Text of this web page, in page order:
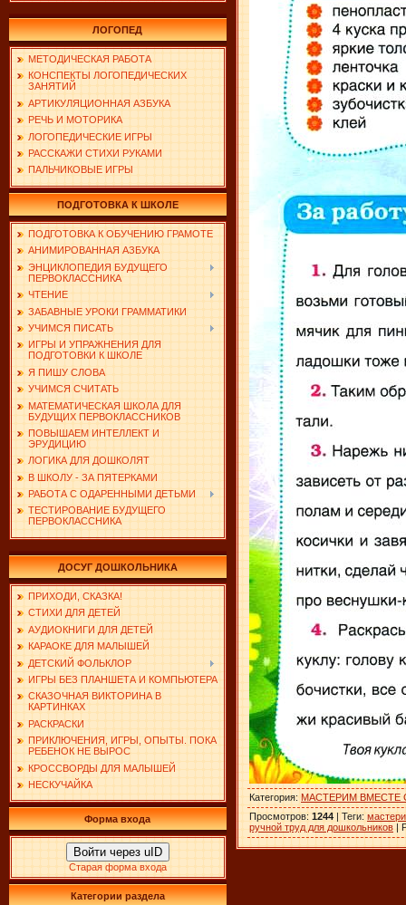
ЛОГОПЕД
МЕТОДИЧЕСКАЯ РАБОТА
КОНСПЕКТЫ ЛОГОПЕДИЧЕСКИХ
ЗАНЯТИЙ
АРТИКУЛЯЦИОННАЯ АЗБУКА
РЕЧЬ И МОТОРИКА
ЛОГОПЕДИЧЕСКИЕ ИГРЫ
РАССКАЖИ СТИХИ РУКАМИ
ПАЛЬЧИКОВЫЕ ИГРЫ
ПОДГОТОВКА К ШКОЛЕ
ПОДГОТОВКА К ОБУЧЕНИЮ ГРАМОТЕ
АНИМИРОВАННАЯ АЗБУКА
ЭНЦИКЛОПЕДИЯ БУДУЩЕГО
ПЕРВОКЛАССНИКА
ЧТЕНИЕ
ЗАБАВНЫЕ УРОКИ ГРАММАТИКИ
УЧИМСЯ ПИСАТЬ
ИГРЫ И УПРАЖНЕНИЯ ДЛЯ
ПОДГОТОВКИ К ШКОЛЕ
Я ПИШУ СЛОВА
УЧИМСЯ СЧИТАТЬ
МАТЕМАТИЧЕСКАЯ ШКОЛА ДЛЯ
БУДУЩИХ ПЕРВОКЛАССНИКОВ
ПОВЫШАЕМ ИНТЕЛЛЕКТ И
ЭРУДИЦИЮ
ЛОГИКА ДЛЯ ДОШКОЛЯТ
В ШКОЛУ - ЗА ПЯТЕРКАМИ
РАБОТА С ОДАРЕННЫМИ ДЕТЬМИ
ТЕСТИРОВАНИЕ БУДУЩЕГО
ПЕРВОКЛАССНИКА
ДОСУГ ДОШКОЛЬНИКА
ПРИХОДИ, СКАЗКА!
СТИХИ ДЛЯ ДЕТЕЙ
АУДИОКНИГИ ДЛЯ ДЕТЕЙ
КАРАОКЕ ДЛЯ МАЛЫШЕЙ
ДЕТСКИЙ ФОЛЬКЛОР
ИГРЫ БЕЗ ПЛАНШЕТА И КОМПЬЮТЕРА
СКАЗОЧНАЯ ВИКТОРИНА В
КАРТИНКАХ
РАСКРАСКИ
ПРИКЛЮЧЕНИЯ, ИГРЫ, ОПЫТЫ. ПОКА
РЕБЕНОК НЕ ВЫРОС
КРОССВОРДЫ ДЛЯ МАЛЫШЕЙ
НЕСКУЧАЙКА
Форма входа
Войти через uID
Старая форма входа
Категории раздела
Категория: МАСТЕРИМ ВМЕСТЕ
Просмотров: 1244 | Теги:
ручной труд для дошкольников |